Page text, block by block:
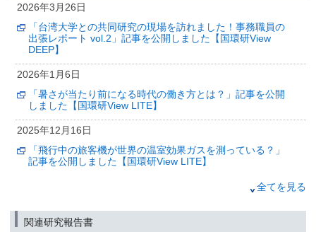
「飛行中の旅客機が世界の温室効果ガスを測っている？」
記事を公開しました【国環研View LITE】
2025年12月6日
気候変動の抑制に向けて：将来の温暖化とこれから排出で
きる二酸化炭素量の予測信頼性を高める
（筑波研究学園都市記者会、環境省記者クラブ、環境記者会同時配付）
2025年12月3日
航空機による大気観測プロジェクト「CONTRAIL」を次世
代機へ継承
～ボーイング787-9型機による大気観測を開始～
2026年3月26日
「台湾大学との共同研究の現場を訪れました！事務職員の
出張レポート vol.2」記事を公開しました【国環研View
DEEP】
2026年1月6日
「暑さが当たり前になる時代の働き方とは？」記事を公開
しました【国環研View LITE】
2025年12月16日
「飛行中の旅客機が世界の温室効果ガスを測っている？」
記事を公開しました【国環研View LITE】
は？」記事を公開しました【国環研View DEEP】
全てを見る
関連研究報告書